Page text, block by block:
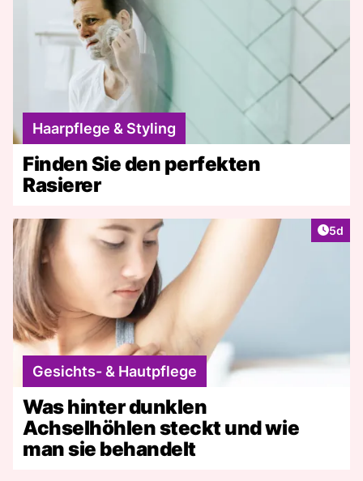
Haarpflege & Styling
Finden Sie den perfekten
Rasierer
5d
Gesichts- & Hautpflege
Was hinter dunklen
Achselhöhlen steckt und wie
man sie behandelt